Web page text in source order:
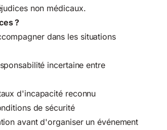
non médicaux.
?
dans les situations
incertaine entre
d'incapacité reconnu
de sécurité
avant d'organiser un événement